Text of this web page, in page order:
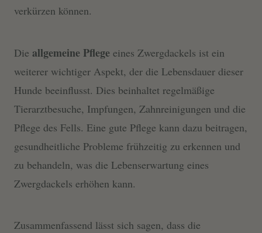
verkürzen können.
Die allgemeine Pflege eines Zwergdackels ist ein
weiterer wichtiger Aspekt, der die Lebensdauer dieser
Hunde beeinflusst. Dies beinhaltet regelmäßige
Tierarztbesuche, Impfungen, Zahnreinigungen und die
Pflege des Fells. Eine gute Pflege kann dazu beitragen,
gesundheitliche Probleme frühzeitig zu erkennen und
zu behandeln, was die Lebenserwartung eines
Zwergdackels erhöhen kann.
Zusammenfassend lässt sich sagen, dass die